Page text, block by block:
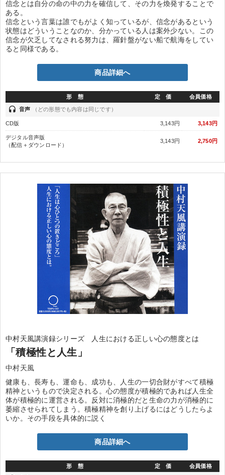
信念とは自分の命の中の力を確信して、その力を煥発することで
ある。
信念という言葉は誰でもがよく知っているが、信念があるという
状態はどういうことなのか、分かっている人は案外少ない。この
信念が欠乏してなされる努力は、羅針盤がない船で航海をしてい
ると同様である。
商品詳細へ
形 態 定 価 会員価格
headset 音声 （どの形態でも内容は同じです）
CD版 3,143円 3,143円
デジタル音声版
（配信＋ダウンロード）
3,143円 2,750円
中村天風講演録シリーズ 人生における正しい心の態度とは
「積極性と人生」
中村天風
健康も、長寿も、運命も、成功も、人生の一切合財がすべて積極
精神というもので決定される。心の態度が積極的であれば人生全
体が積極的に運営される。反対に消極的だと生命の力が消極的に
萎縮させられてしまう。積極精神を創り上げるにはどうしたらよ
いか。その手段を具体的に説く
商品詳細へ
形 態 定 価 会員価格